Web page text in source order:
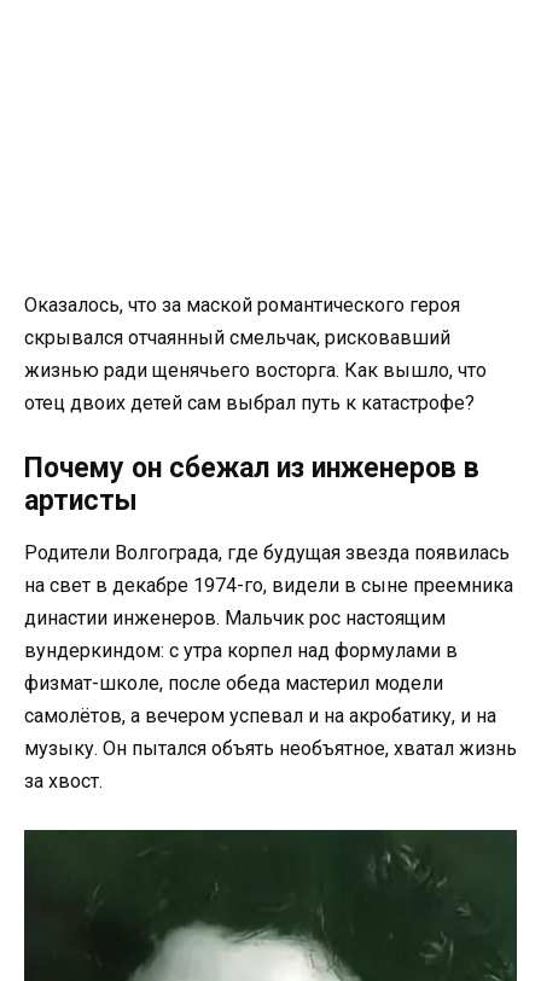
Оказалось, что за маской романтического героя
скрывался отчаянный смельчак, рисковавший
жизнью ради щенячьего восторга. Как вышло, что
отец двоих детей сам выбрал путь к катастрофе?
Почему он сбежал из инженеров в
артисты
Родители Волгограда, где будущая звезда появилась
на свет в декабре 1974-го, видели в сыне преемника
династии инженеров. Мальчик рос настоящим
вундеркиндом: с утра корпел над формулами в
физмат-школе, после обеда мастерил модели
самолётов, а вечером успевал и на акробатику, и на
музыку. Он пытался объять необъятное, хватал жизнь
за хвост.